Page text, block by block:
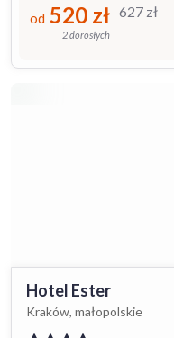
627 zł
od 520 zł
2 dorosłych
Hotel Ester
Kraków, małopolskie